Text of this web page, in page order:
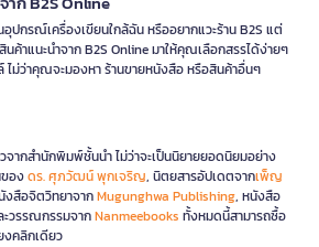
อุปกรณ์เครื่องเขียนใกล้ฉัน หรืออยากแวะร้าน B2S แต่
นค้าแนะนำจาก B2S Online มาให้คุณเลือกสรรได้ง่ายๆ
ม่ว่าคุณจะมองหา ร้านขายหนังสือ หรือสินค้าอื่นๆ
จากสำนักพิมพ์ชั้นนำ ไม่ว่าจะเป็นนิยายยอดนิยมอย่าง
ของดร. ศุภวัฒน์ พุกเจริญ, นิตยสารอัปเดตจากเพ็ญ
งสือจิตวิทยาจากMugunghwa Publishing, หนังสือ
ะวรรณกรรมจากNanmeebooks ทั้งหมดนี้สามารถซื้อ
งคลิกเดียว